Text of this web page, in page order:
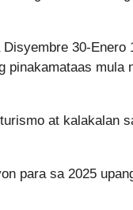
30-Enero
pinakamataas mula
at kalakalan
para sa 2025